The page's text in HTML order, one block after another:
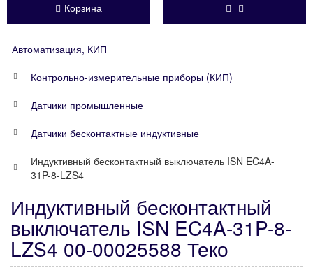
Корзина
Автоматизация, КИП
Контрольно-измерительные приборы (КИП)
Датчики промышленные
Датчики бесконтактные индуктивные
Индуктивный бесконтактный выключатель ISN EC4A-
31P-8-LZS4
Индуктивный бесконтактный
выключатель ISN EC4A-31P-8-
LZS4 00-00025588 Теко